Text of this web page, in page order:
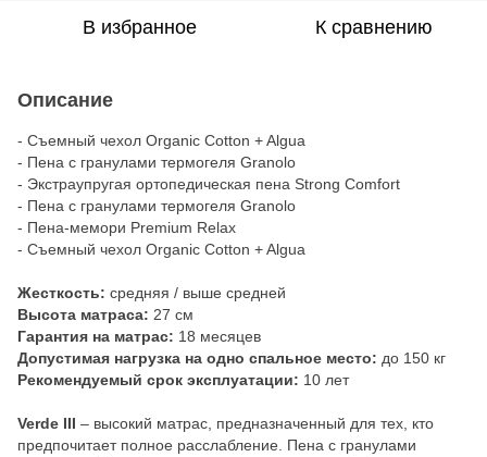
В избранное К сравнению
Описание
- Съемный чехол Organic Cotton + Algua
- Пена с гранулами термогеля Granolo
- Экстраупругая ортопедическая пена Strong Comfort
- Пена с гранулами термогеля Granolo
- Пена-мемори Premium Relax
- Съемный чехол Organic Cotton + Algua
Жесткость: средняя / выше средней
Высота матраса: 27 см
Гарантия на матрас: 18 месяцев
Допустимая нагрузка на одно спальное место: до 150 кг
Рекомендуемый срок эксплуатации: 10 лет
Verde III – высокий матрас, предназначенный для тех, кто
предпочитает полное расслабление. Пена с гранулами